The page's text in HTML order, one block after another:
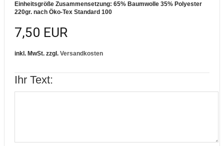
Einheitsgröße Zusammensetzung: 65% Baumwolle 35% Polyester
220gr. nach Öko-Tex Standard 100
7,50 EUR
inkl. MwSt. zzgl. Versandkosten
Ihr Text: